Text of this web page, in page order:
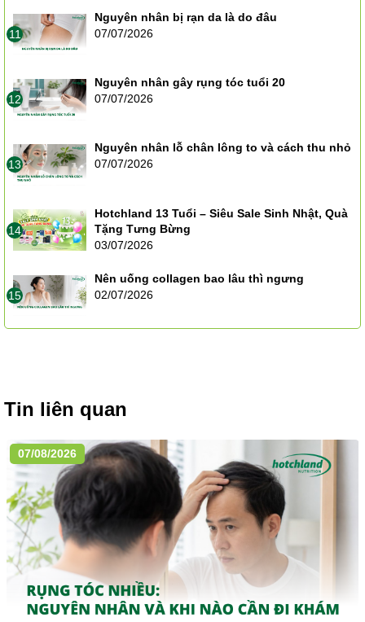
11
Nguyên nhân bị rạn da là do đâu
07/07/2026
12
Nguyên nhân gây rụng tóc tuổi 20
07/07/2026
13
Nguyên nhân lỗ chân lông to và cách thu nhỏ
07/07/2026
14
Hotchland 13 Tuổi – Siêu Sale Sinh Nhật, Quà
Tặng Tưng Bừng
03/07/2026
15
Nên uống collagen bao lâu thì ngưng
02/07/2026
Tin liên quan
07/08/2026